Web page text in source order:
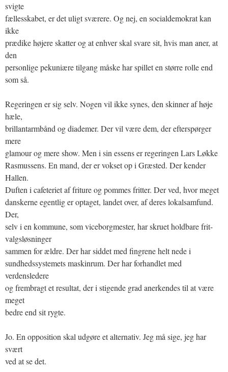
svigte
fællesskabet, er det uligt sværere. Og nej, en socialdemokrat kan
ikke
prædike højere skatter og at enhver skal svare sit, hvis man aner, at
den
personlige pekuniære tilgang måske har spillet en større rolle end
som så.
Regeringen er sig selv. Nogen vil ikke synes, den skinner af høje
hæle,
brillantarmbånd og diademer. Der vil være dem, der efterspørger
mere
glamour og mere show. Men i sin essens er regeringen Lars Løkke
Rasmussens. En mand, der er vokset op i Græsted. Der kender
Hallen.
Duften i cafeteriet af friture og pommes fritter. Der ved, hvor meget
danskerne egentlig er optaget, landet over, af deres lokalsamfund.
Der,
selv i en kommune, som viceborgmester, har skruet holdbare frit-
valgsløsninger
sammen for ældre. Der har siddet med fingrene helt nede i
sundhedssystemets maskinrum. Der har forhandlet med
verdensledere
og frembragt et resultat, der i stigende grad anerkendes til at være
meget
bedre end sit rygte.
Jo. En opposition skal udgøre et alternativ. Jeg må sige, jeg har
svært
ved at se det.